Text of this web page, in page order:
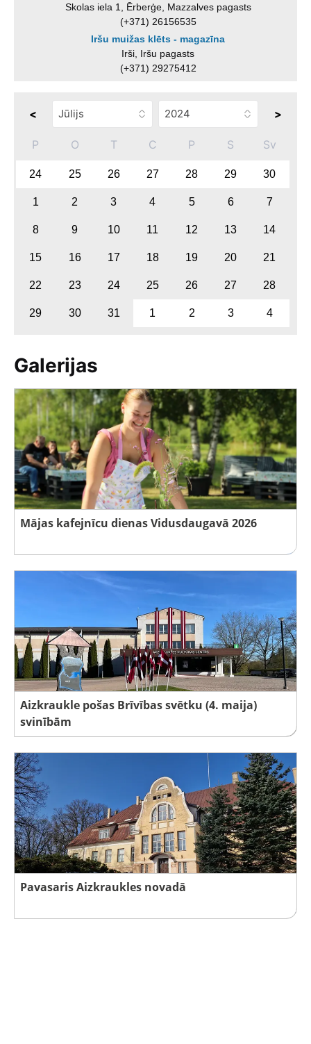
Skolas iela 1, Ērberģe, Mazzalves pagasts
(+371) 26156535
Iršu muižas klēts - magazīna
Irši, Iršu pagasts
(+371) 29275412
< >
P O T C P S Sv
24 25 26 27 28 29 30
1 2 3 4 5 6 7
8 9 10 11 12 13 14
15 16 17 18 19 20 21
22 23 24 25 26 27 28
29 30 31 1 2 3 4
Galerijas
Mājas kafejnīcu dienas Vidusdaugavā 2026
Aizkraukle pošas Brīvības svētku (4. maija)
svinībām
Pavasaris Aizkraukles novadā